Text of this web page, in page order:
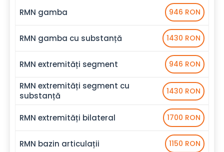
RMN gamba 946 RON
RMN gamba cu substanță 1430 RON
RMN extremități segment 946 RON
RMN extremități segment cu
substanță
1430 RON
RMN extremități bilateral 1700 RON
RMN bazin articulații 1150 RON